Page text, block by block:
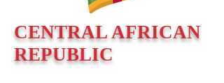
CENTRAL AFRICAN
REPUBLIC